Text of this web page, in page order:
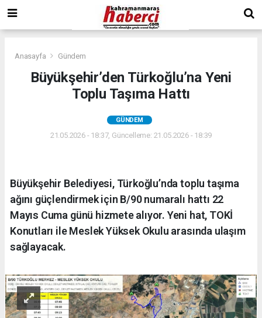
Anasayfa Gündem
Büyükşehir’den Türkoğlu’na Yeni
Toplu Taşıma Hattı
GÜNDEM
21.05.2026 - 18:37, Güncelleme: 21.05.2026 - 18:39
Büyükşehir Belediyesi, Türkoğlu’nda toplu taşıma
ağını güçlendirmek için B/90 numaralı hattı 22
Mayıs Cuma günü hizmete alıyor. Yeni hat, TOKİ
Konutları ile Meslek Yüksek Okulu arasında ulaşım
sağlayacak.